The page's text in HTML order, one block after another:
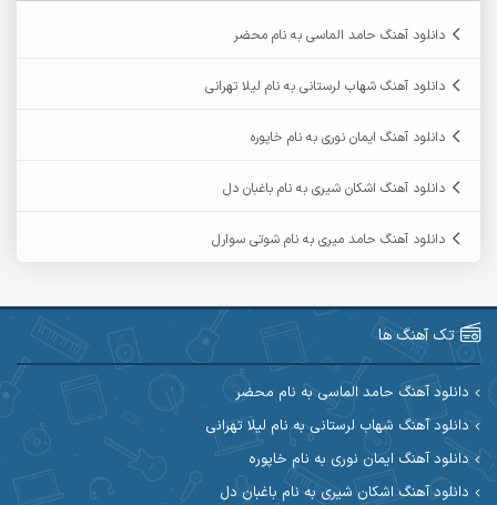
آرین صیادی
آرین مریدی
آوات بوکانی آوات یگانه
آیت احمدنژاد
دانلود آهنگ حامد الماسی به نام محضر
دانلود آهنگ شهاب لرستانی به نام لیلا تهرانی
دانلود آهنگ ایمان نوری به نام خاپوره
دانلود آهنگ اشکان شیری به نام باغبان دل
دانلود آهنگ حامد میری به نام شوتی سوارل
تک آهنگ ها
دانلود آهنگ حامد الماسی به نام محضر
دانلود آهنگ شهاب لرستانی به نام لیلا تهرانی
دانلود آهنگ ایمان نوری به نام خاپوره
دانلود آهنگ اشکان شیری به نام باغبان دل